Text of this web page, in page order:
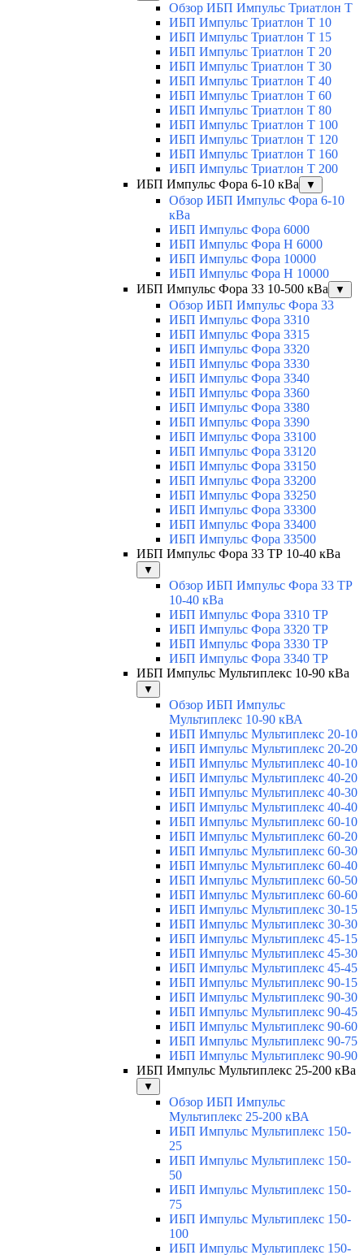
Обзор ИБП Импульс Триатлон Т
ИБП Импульс Триатлон Т 10
ИБП Импульс Триатлон Т 15
ИБП Импульс Триатлон Т 20
ИБП Импульс Триатлон Т 30
ИБП Импульс Триатлон Т 40
ИБП Импульс Триатлон Т 60
ИБП Импульс Триатлон Т 80
ИБП Импульс Триатлон Т 100
ИБП Импульс Триатлон Т 120
ИБП Импульс Триатлон Т 160
ИБП Импульс Триатлон Т 200
ИБП Импульс Фора 6-10 кВа
▼
Обзор ИБП Импульс Фора 6-10
кВа
ИБП Импульс Фора 6000
ИБП Импульс Фора H 6000
ИБП Импульс Фора 10000
ИБП Импульс Фора H 10000
ИБП Импульс Фора 33 10-500 кВа
▼
Обзор ИБП Импульс Фора 33
ИБП Импульс Фора 3310
ИБП Импульс Фора 3315
ИБП Импульс Фора 3320
ИБП Импульс Фора 3330
ИБП Импульс Фора 3340
ИБП Импульс Фора 3360
ИБП Импульс Фора 3380
ИБП Импульс Фора 3390
ИБП Импульс Фора 33100
ИБП Импульс Фора 33120
ИБП Импульс Фора 33150
ИБП Импульс Фора 33200
ИБП Импульс Фора 33250
ИБП Импульс Фора 33300
ИБП Импульс Фора 33400
ИБП Импульс Фора 33500
ИБП Импульс Фора 33 ТР 10-40 кВа
▼
Обзор ИБП Импульс Фора 33 ТР
10-40 кВа
ИБП Импульс Фора 3310 ТР
ИБП Импульс Фора 3320 ТР
ИБП Импульс Фора 3330 ТР
ИБП Импульс Фора 3340 ТР
ИБП Импульс Мультиплекс 10-90 кВа
▼
Обзор ИБП Импульс
Мультиплекс 10-90 кВА
ИБП Импульс Мультиплекс 20-10
ИБП Импульс Мультиплекс 20-20
ИБП Импульс Мультиплекс 40-10
ИБП Импульс Мультиплекс 40-20
ИБП Импульс Мультиплекс 40-30
ИБП Импульс Мультиплекс 40-40
ИБП Импульс Мультиплекс 60-10
ИБП Импульс Мультиплекс 60-20
ИБП Импульс Мультиплекс 60-30
ИБП Импульс Мультиплекс 60-40
ИБП Импульс Мультиплекс 60-50
ИБП Импульс Мультиплекс 60-60
ИБП Импульс Мультиплекс 30-15
ИБП Импульс Мультиплекс 30-30
ИБП Импульс Мультиплекс 45-15
ИБП Импульс Мультиплекс 45-30
ИБП Импульс Мультиплекс 45-45
ИБП Импульс Мультиплекс 90-15
ИБП Импульс Мультиплекс 90-30
ИБП Импульс Мультиплекс 90-45
ИБП Импульс Мультиплекс 90-60
ИБП Импульс Мультиплекс 90-75
ИБП Импульс Мультиплекс 90-90
ИБП Импульс Мультиплекс 25-200 кВа
▼
Обзор ИБП Импульс
Мультиплекс 25-200 кВА
ИБП Импульс Мультиплекс 150-
25
ИБП Импульс Мультиплекс 150-
50
ИБП Импульс Мультиплекс 150-
75
ИБП Импульс Мультиплекс 150-
100
ИБП Импульс Мультиплекс 150-